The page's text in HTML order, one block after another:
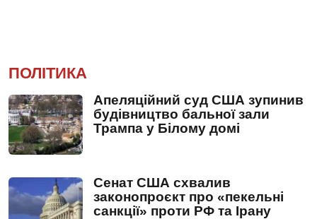
ПОЛІТИКА
Апеляційний суд США зупинив
будівництво бальної зали
Трампа у Білому домі
Сенат США схвалив
законопроєкт про «пекельні
санкції» проти РФ та Ірану